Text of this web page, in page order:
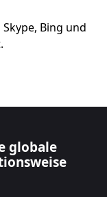
Bing und
globale